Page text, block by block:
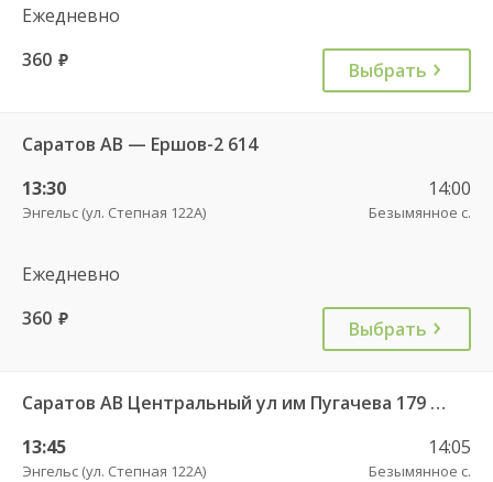
Ежедневно
360 руб. Выбрать
Саратов АВ — Ершов-2 614
13:30
Энгельс (ул. Степная 122А)
14:00
Безымянное с.
Ежедневно
360 руб. Выбрать
Саратов АВ Центральный ул им Пугачева 179 А — Красный Кут (ул Рабочая 125 А) 622
13:45
Энгельс (ул. Степная 122А)
14:05
Безымянное с.